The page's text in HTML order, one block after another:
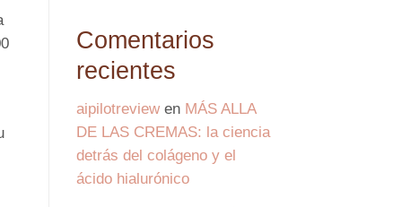
Comentarios
recientes
aipilotreviewen MÁS ALLA
DE LAS CREMAS: la ciencia
detrás del colágeno y el
ácido hialurónico